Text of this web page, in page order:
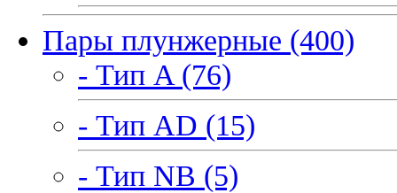
Пары плунжерные (400)
- Тип A (76)
- Тип AD (15)
- Тип NB (5)